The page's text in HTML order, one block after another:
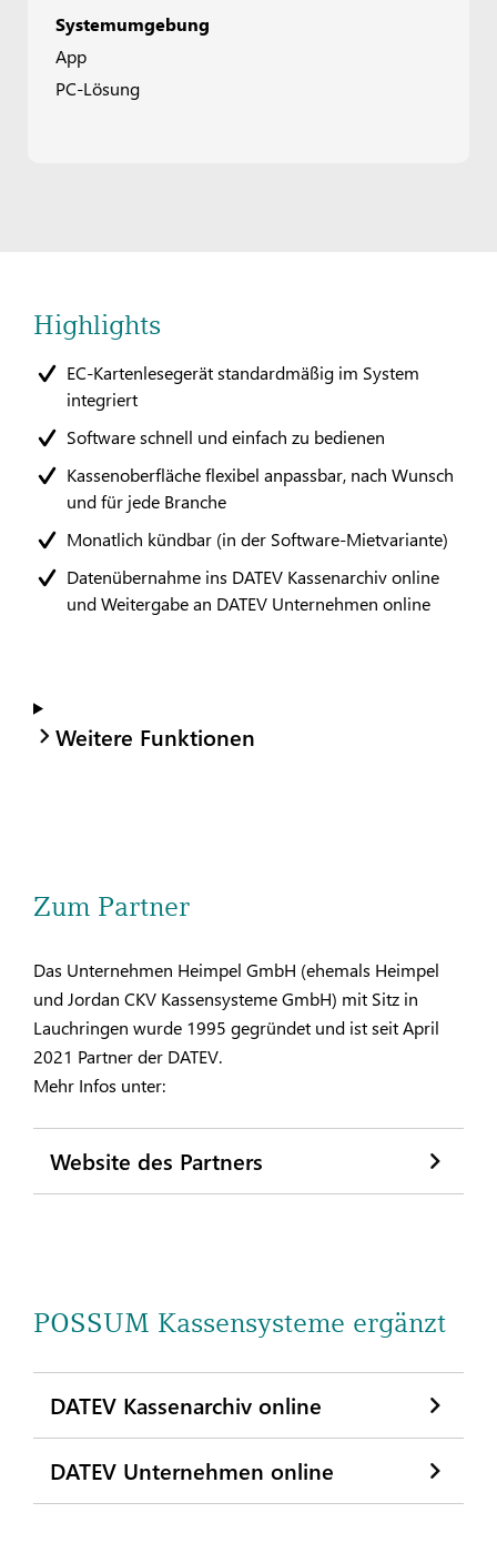
Highlights
EC-Kartenlesegerät standardmäßig im System
integriert
Software schnell und einfach zu bedienen
Kassenoberfläche flexibel anpassbar, nach Wunsch
und für jede Branche
Monatlich kündbar (in der Software-Mietvariante)
Datenübernahme ins DATEV Kassenarchiv online
und Weitergabe an DATEV Unternehmen online
Weitere Funktionen
Zum Partner
Das Unternehmen Heimpel GmbH (ehemals Heimpel
und Jordan CKV Kassensysteme GmbH) mit Sitz in
Lauchringen wurde 1995 gegründet und ist seit April
2021 Partner der DATEV.
Mehr Infos unter:
Website des Partners
POSSUM Kassensysteme ergänzt
DATEV Kassenarchiv online
DATEV Unternehmen online
Systemumgebung
App
PC-Lösung